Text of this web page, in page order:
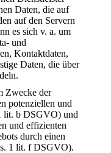
Daten, die auf
auf den Servern
es sich v. a. um
und
Kontaktdaten,
Daten, die über
Zwecke der
potenziellen und
lit. b DSGVO) und
und effizienten
durch einen
1 lit. f DSGVO).